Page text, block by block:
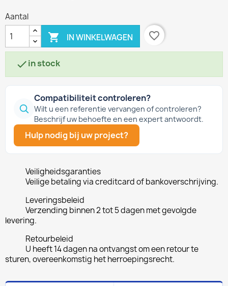
Aantal
 IN WINKELWAGEN favorite_border
in stock
Compatibiliteit controleren?
Wilt u een referentie vervangen of controleren?
Beschrijf uw behoefte en een expert antwoordt.
Hulp nodig bij uw project?
Veiligheidsgaranties
Veilige betaling via creditcard of bankoverschrijving.
Leveringsbeleid
Verzending binnen 2 tot 5 dagen met gevolgde
levering.
Retourbeleid
U heeft 14 dagen na ontvangst om een retour te
sturen, overeenkomstig het herroepingsrecht.